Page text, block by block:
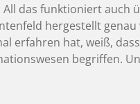
All das funktioniert
hergestellt
erfahren hat, weiß,
begriffen.